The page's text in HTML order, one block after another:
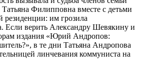
Филипповна вместе с детьми
резиденции: им грозила
Если верить Александру Шевякину и
издания «Юрий Андропов:
в те дни Татьяна Андропова
линчевания коммуниста на